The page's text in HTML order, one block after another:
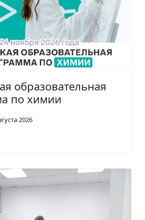
образовательная
по химии
2026